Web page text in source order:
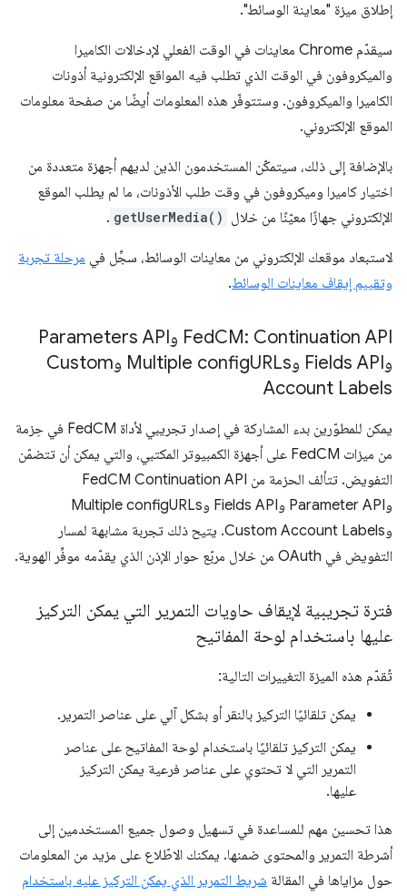
إطلاق ميزة "معاينة الوسائط".
سيقدّم Chrome معاينات في الوقت الفعلي لإدخالات الكاميرا
والميكروفون في الوقت الذي تطلب فيه المواقع الإلكترونية أذونات
الكاميرا والميكروفون. وستتوفّر هذه المعلومات أيضًا من صفحة معلومات
الموقع الإلكتروني.
بالإضافة إلى ذلك، سيتمكّن المستخدمون الذين لديهم أجهزة متعددة من
اختيار كاميرا وميكروفون في وقت طلب الأذونات، ما لم يطلب الموقع
الإلكتروني جهازًا معيّنًا من خلال getUserMedia()
.
لاستبعاد موقعك الإلكتروني من معاينات الوسائط، سجِّل في مرحلة تجربة
وتقييم إيقاف معاينات الوسائط.
Fed
CM: Continuation API وParameters API
وFields API وMultiple config
URLs وCustom
Account Labels
يمكن للمطوّرين بدء المشاركة في إصدار تجريبي لأداة FedCM في حِزمة
من ميزات FedCM على أجهزة الكمبيوتر المكتبي، والتي يمكن أن تتضمّن
التفويض. تتألف الحزمة من FedCM Continuation API
وParameter API وFields API وMultiple configURLs
وCustom Account Labels. يتيح ذلك تجربة مشابهة لمسار
التفويض في OAuth من خلال مربّع حوار الإذن الذي يقدّمه موفِّر الهوية.
فترة تجريبية لإيقاف حاويات التمرير التي يمكن التركيز
عليها باستخدام لوحة المفاتيح
تُقدّم هذه الميزة التغييرات التالية:
يمكن تلقائيًا التركيز بالنقر أو بشكل آلي على عناصر التمرير.
يمكن التركيز تلقائيًا باستخدام لوحة المفاتيح على عناصر
التمرير التي لا تحتوي على عناصر فرعية يمكن التركيز
عليها.
هذا تحسين مهم للمساعدة في تسهيل وصول جميع المستخدمين إلى
أشرطة التمرير والمحتوى ضمنها. يمكنك الاطّلاع على مزيد من المعلومات
حول مزاياها في المقالة شريط التمرير الذي يمكن التركيز عليه باستخدام